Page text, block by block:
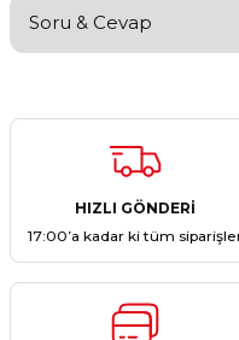
Soru & Cevap
Ürün hakkında
HIZLI GÖNDERİ
17:00’a kadar ki tüm